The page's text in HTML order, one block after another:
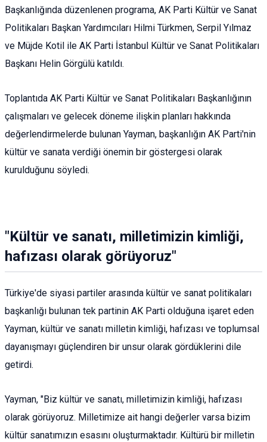
Başkanlığında düzenlenen programa, AK Parti Kültür ve Sanat
Politikaları Başkan Yardımcıları Hilmi Türkmen, Serpil Yılmaz
ve Müjde Kotil ile AK Parti İstanbul Kültür ve Sanat Politikaları
Başkanı Helin Görgülü katıldı.
Toplantıda AK Parti Kültür ve Sanat Politikaları Başkanlığının
çalışmaları ve gelecek döneme ilişkin planları hakkında
değerlendirmelerde bulunan Yayman, başkanlığın AK Parti'nin
kültür ve sanata verdiği önemin bir göstergesi olarak
kurulduğunu söyledi.
"Kültür ve sanatı, milletimizin kimliği,
hafızası olarak görüyoruz"
Türkiye'de siyasi partiler arasında kültür ve sanat politikaları
başkanlığı bulunan tek partinin AK Parti olduğuna işaret eden
Yayman, kültür ve sanatı milletin kimliği, hafızası ve toplumsal
dayanışmayı güçlendiren bir unsur olarak gördüklerini dile
getirdi.
Yayman, "Biz kültür ve sanatı, milletimizin kimliği, hafızası
olarak görüyoruz. Milletimize ait hangi değerler varsa bizim
kültür sanatımızın esasını oluşturmaktadır. Kültürü bir milletin